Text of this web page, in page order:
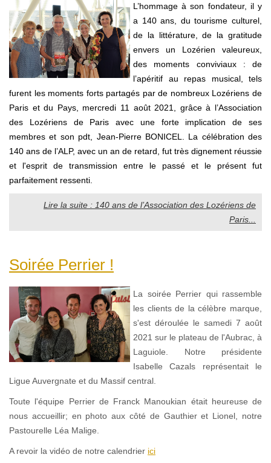
L’hommage à son fondateur, il y
a 140 ans, du tourisme culturel,
de la littérature, de la gratitude
envers un Lozérien valeureux,
des moments conviviaux : de
l’apéritif au repas musical, tels
furent les moments forts partagés par de nombreux Lozériens de
Paris et du Pays, mercredi 11 août 2021, grâce à l’Association
des Lozériens de Paris avec une forte implication de ses
membres et son pdt, Jean-Pierre BONICEL. La célébration des
140 ans de l’ALP, avec un an de retard, fut très dignement réussie
et l'esprit de transmission entre le passé et le présent fut
parfaitement ressenti.
Lire la suite : 140 ans de l’Association des Lozériens de
Paris...
Soirée Perrier !
La soirée Perrier qui rassemble
les clients de la célèbre marque,
s'est déroulée le samedi 7 août
2021 sur le plateau de l'Aubrac, à
Laguiole. Notre présidente
Isabelle Cazals représentait le
Ligue Auvergnate et du Massif central.
Toute l'équipe Perrier de Franck Manoukian était heureuse de
nous accueillir; en photo aux côté de Gauthier et Lionel, notre
Pastourelle Léa Malige.
A revoir la vidéo de notre calendrier ici